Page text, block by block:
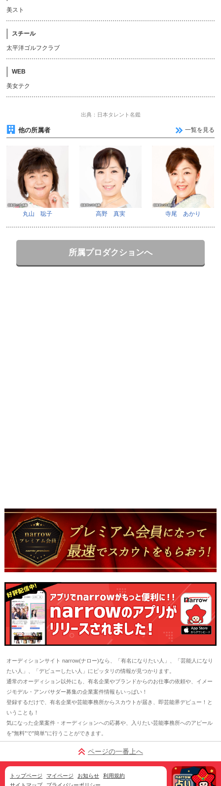
美スト
スチール
太平洋ゴルフクラブ
WEB
美女テク
出典：日本タレント名鑑
他の所属者 一覧を見る
丸山 聡子 高野 真実 寺尾 あかり
所属プロダクションへ
オーディションサイト narrow(ナロー)なら、「有名になりたい人」、「芸能人になり
たい人」、「デビューしたい人」にピッタリの情報が見つかります。
通常のオーディション以外にも、有名企業やブランドからのお仕事の依頼や、イメー
ジモデル・アンバサダー募集の企業案件情報もいっぱい！
登録するだけで、有名企業や芸能事務所からスカウトが届き、即芸能界デビュー！と
いうことも！
気になった企業案件・オーディションへの応募や、入りたい芸能事務所へのアピール
を"無料"で"簡単"に行うことができます。
ページの一番上へ
トップページ マイページ お知らせ
利用規約